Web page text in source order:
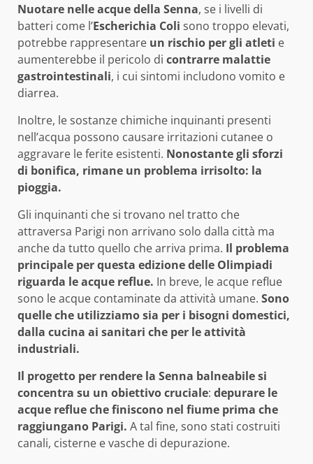
Nuotare nelle acque della Senna, se i livelli di
batteri come l’Escherichia Coli sono troppo elevati,
potrebbe rappresentare un rischio per gli atleti e
aumenterebbe il pericolo di contrarre malattie
gastrointestinali, i cui sintomi includono vomito e
diarrea.
Inoltre, le sostanze chimiche inquinanti presenti
nell’acqua possono causare irritazioni cutanee o
aggravare le ferite esistenti. Nonostante gli sforzi
di bonifica, rimane un problema irrisolto: la
pioggia.
Gli inquinanti che si trovano nel tratto che
attraversa Parigi non arrivano solo dalla città ma
anche da tutto quello che arriva prima. Il problema
principale per questa edizione delle Olimpiadi
riguarda le acque reflue. In breve, le acque reflue
sono le acque contaminate da attività umane. Sono
quelle che utilizziamo sia per i bisogni domestici,
dalla cucina ai sanitari che per le attività
industriali.
Il progetto per rendere la Senna balneabile si
concentra su un obiettivo cruciale: depurare le
acque reflue che finiscono nel fiume prima che
raggiungano Parigi. A tal fine, sono stati costruiti
canali, cisterne e vasche di depurazione.